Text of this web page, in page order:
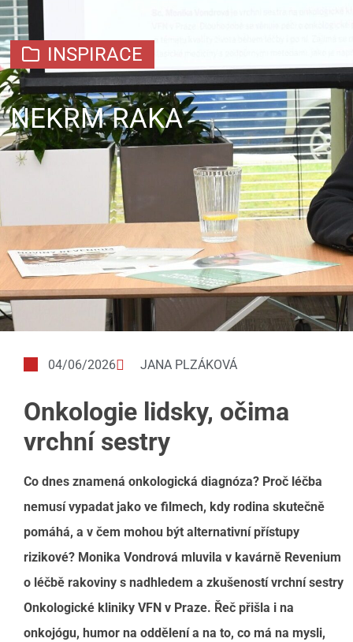
INSPIRACE
NEKRM RAKA
04/06/2026 JANA PLZÁKOVÁ
Onkologie lidsky, očima
vrchní sestry
Co dnes znamená onkologická diagnóza? Proč léčba
nemusí vypadat jako ve filmech, kdy rodina skutečně
pomáhá, a v čem mohou být alternativní přístupy
rizikové? Monika Vondrová mluvila v kavárně Revenium
o léčbě rakoviny s nadhledem a zkušeností vrchní sestry
Onkologické kliniky VFN v Praze. Řeč přišla i na
onkojógu, humor na oddělení a na to, co má na mysli,